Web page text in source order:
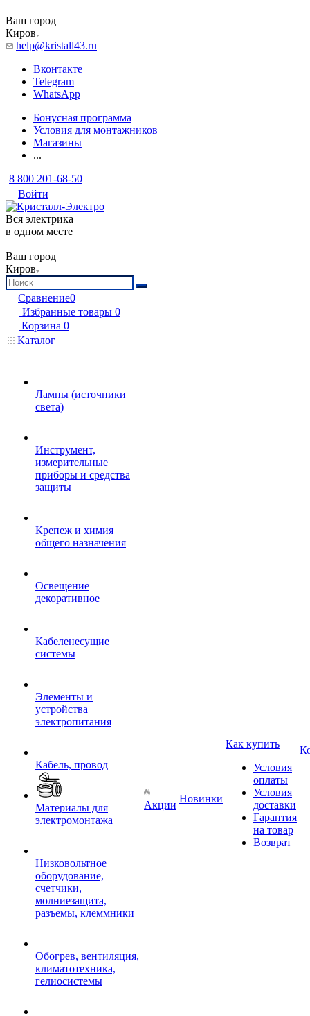
Ваш город
Киров
help@kristall43.ru
Вконтакте
Telegram
WhatsApp
Бонусная программа
Условия для монтажников
Магазины
...
8 800 201-68-50
Войти
Вся электрика
в одном месте
Ваш город
Киров
Сравнение0
Избранные товары 0
Корзина 0
Каталог
Лампы (источники
света)
Инструмент,
измерительные
приборы и средства
защиты
Крепеж и химия
общего назначения
Освещение
декоративное
Кабеленесущие
системы
Элементы и
устройства
электропитания
Кабель, провод
Материалы для
электромонтажа
Низковольтное
оборудование,
счетчики,
молниезащита,
разъемы, клеммники
Обогрев, вентиляция,
климатотехника,
гелиосистемы
Акции
Новинки
Как купить
Условия
оплаты
Условия
доставки
Гарантия
на товар
Возврат